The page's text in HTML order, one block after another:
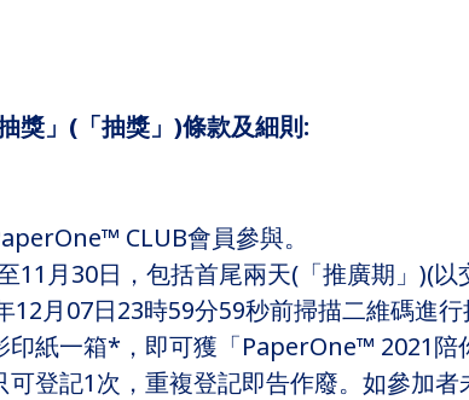
獎」 ( 「抽獎」 )條款及細則:
CLUB會員參與。
11月30日，包括首尾兩天(「推廣期」)(
月07日23時59分59秒前掃描二維碼進行
紙一箱*，即可獲「PaperOne™ 2021陪
登記1次，重複登記即告作廢。如參加